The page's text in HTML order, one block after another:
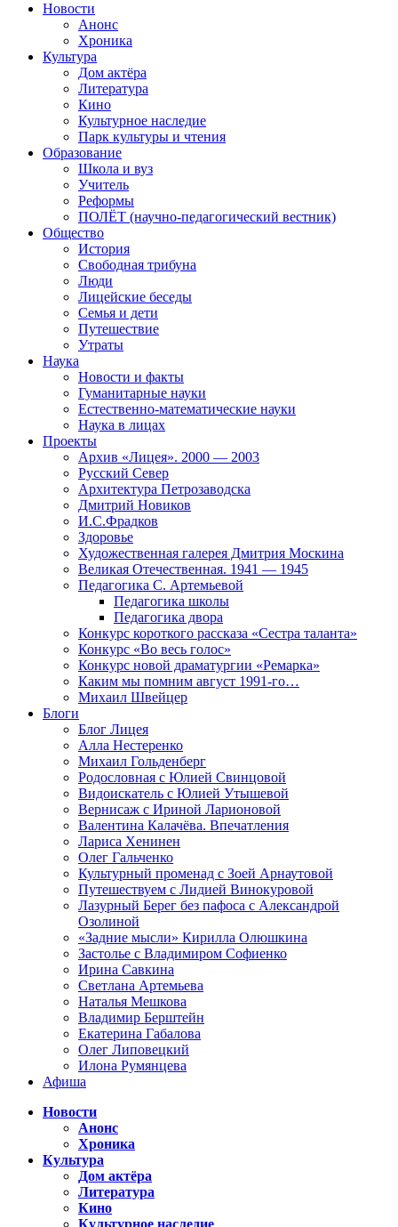
Новости
Анонс
Хроника
Культура
Дом актёра
Литература
Кино
Культурное наследие
Парк культуры и чтения
Образование
Школа и вуз
Учитель
Реформы
ПОЛЁТ (научно-педагогический вестник)
Общество
История
Свободная трибуна
Люди
Лицейские беседы
Семья и дети
Путешествие
Утраты
Наука
Новости и факты
Гуманитарные науки
Естественно-математические науки
Наука в лицах
Проекты
Архив «Лицея». 2000 — 2003
Русский Север
Архитектура Петрозаводска
Дмитрий Новиков
И.С.Фрадков
Здоровье
Художественная галерея Дмитрия Москина
Великая Отечественная. 1941 — 1945
Педагогика С. Артемьевой
Педагогика школы
Педагогика двора
Конкурс короткого рассказа «Сестра таланта»
Конкурс «Во весь голос»
Конкурс новой драматургии «Ремарка»
Каким мы помним август 1991-го…
Михаил Швейцер
Блоги
Блог Лицея
Алла Нестеренко
Михаил Гольденберг
Родословная с Юлией Свинцовой
Видоискатель с Юлией Утышевой
Вернисаж с Ириной Ларионовой
Валентина Калачёва. Впечатления
Лариса Хенинен
Олег Гальченко
Культурный променад с Зоей Арнаутовой
Путешествуем с Лидией Винокуровой
Лазурный Берег без пафоса с Александрой
Озолиной
«Задние мысли» Кирилла Олюшкина
Застолье с Владимиром Софиенко
Ирина Савкина
Светлана Артемьева
Наталья Мешкова
Владимир Берштейн
Екатерина Габалова
Олег Липовецкий
Илона Румянцева
Афиша
Новости
Анонс
Хроника
Культура
Дом актёра
Литература
Кино